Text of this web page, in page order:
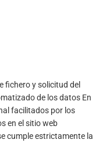
fichero y solicitud del
de los datos En
facilitados por los
en el sitio web
cumple estrictamente la